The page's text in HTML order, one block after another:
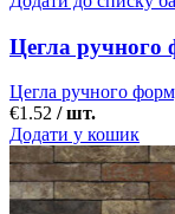
Цегла ручного
Цегла ручного
€1.52 / шт.
Додати у кошик